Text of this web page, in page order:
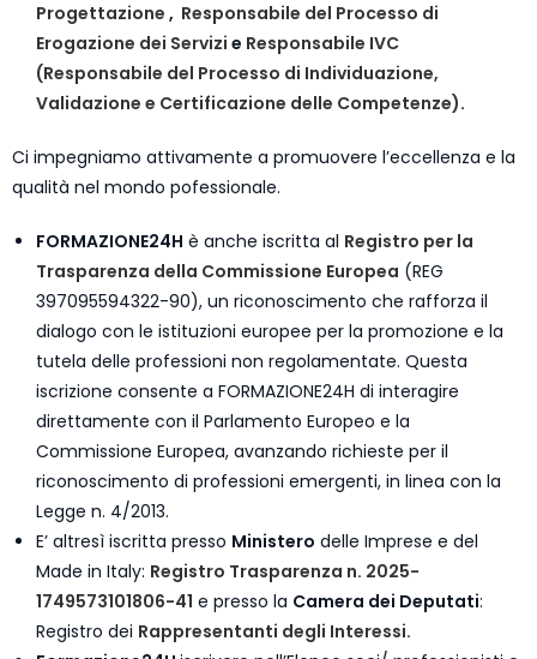
Progettazione , Responsabile del Processo di
Erogazione dei Servizi e Responsabile IVC
(Responsabile del Processo di Individuazione,
Validazione e Certificazione delle Competenze).
Ci impegniamo attivamente a promuovere l’eccellenza e la
qualità nel mondo pofessionale.
FORMAZIONE24H è anche iscritta al Registro per la
Trasparenza della Commissione Europea (REG
397095594322-90), un riconoscimento che rafforza il
dialogo con le istituzioni europee per la promozione e la
tutela delle professioni non regolamentate. Questa
iscrizione consente a FORMAZIONE24H di interagire
direttamente con il Parlamento Europeo e la
Commissione Europea, avanzando richieste per il
riconoscimento di professioni emergenti, in linea con la
Legge n. 4/2013.
E’ altresì iscritta presso Ministero delle Imprese e del
Made in Italy: Registro Trasparenza n. 2025-
1749573101806-41 e presso la Camera dei Deputati:
Registro dei Rappresentanti degli Interessi.